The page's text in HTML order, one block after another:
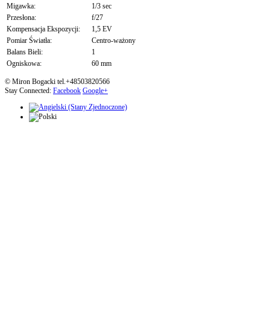
Migawka:
1/3 sec
Przesłona:
f/27
Kompensacja Ekspozycji:
1,5 EV
Pomiar Światła:
Centro-ważony
Balans Bieli:
1
Ogniskowa:
60 mm
© Miron Bogacki tel.+48503820566
Stay Connected: Facebook Google+